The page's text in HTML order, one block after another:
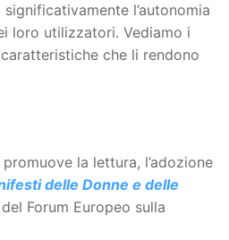
l’autonomia
loro utilizzatori. Vediamo i
che li rendono
la lettura, l’adozione
delle Donne e delle
del Forum Europeo sulla